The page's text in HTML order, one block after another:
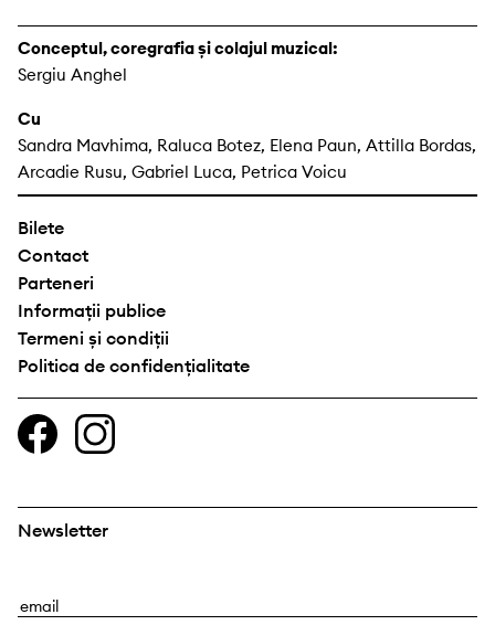
Conceptul, coregrafia și colajul muzical:
Sergiu Anghel
Cu
Sandra Mavhima, Raluca Botez, Elena Paun, Attilla Bordas,
Arcadie Rusu, Gabriel Luca, Petrica Voicu
Bilete
Contact
Parteneri
Informații publice
Termeni și condiții
Politica de confidențialitate
Newsletter
E